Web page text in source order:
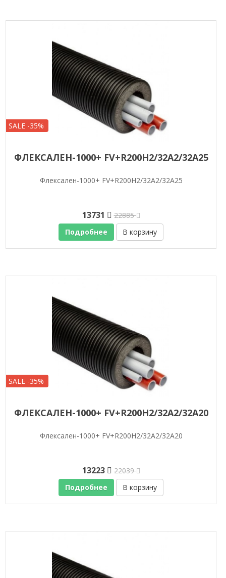
SALE -35%
ФЛЕКСАЛЕН-1000+ FV+R200H2/32A2/32A25
Флексален-1000+ FV+R200H2/32A2/32A25
13731
22885
Подробнее
В корзину
SALE -35%
ФЛЕКСАЛЕН-1000+ FV+R200H2/32A2/32A20
Флексален-1000+ FV+R200H2/32A2/32A20
13223
22039
Подробнее
В корзину